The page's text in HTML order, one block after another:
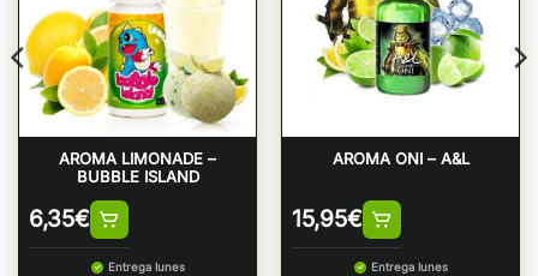
AROMA LIMONADE –
BUBBLE ISLAND
6,35€
Entrega lunes
AROMA ONI – A&L
15,95€
Entrega lunes